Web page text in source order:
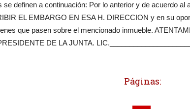
definen a continuación: Por lo anterior y de acuerdo al
EL EMBARGO EN ESA H. DIRECCION y en su
que pasen sobre el mencionado inmueble.
DE LA JUNTA.
Páginas: